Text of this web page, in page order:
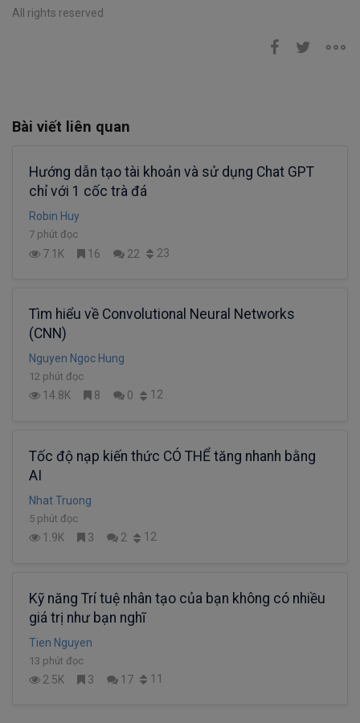
All rights reserved
Bài viết liên quan
Hướng dẫn tạo tài khoản và sử dụng Chat GPT
chỉ với 1 cốc trà đá
Robin Huy
7 phút đọc
7.1K 16 22 23
Tìm hiểu về Convolutional Neural Networks
(CNN)
Nguyen Ngoc Hung
12 phút đọc
14.8K 8 0 12
Tốc độ nạp kiến thức CÓ THỂ tăng nhanh bằng
AI
Nhat Truong
5 phút đọc
1.9K 3 2 12
Kỹ năng Trí tuệ nhân tạo của bạn không có nhiều
giá trị như bạn nghĩ
Tien Nguyen
13 phút đọc
2.5K 3 17 11